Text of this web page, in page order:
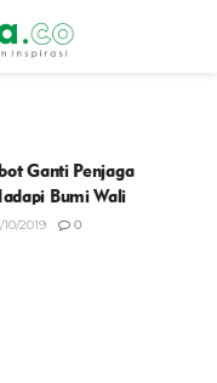
Ganti Penjaga
Bumi Wali
10/2019 0